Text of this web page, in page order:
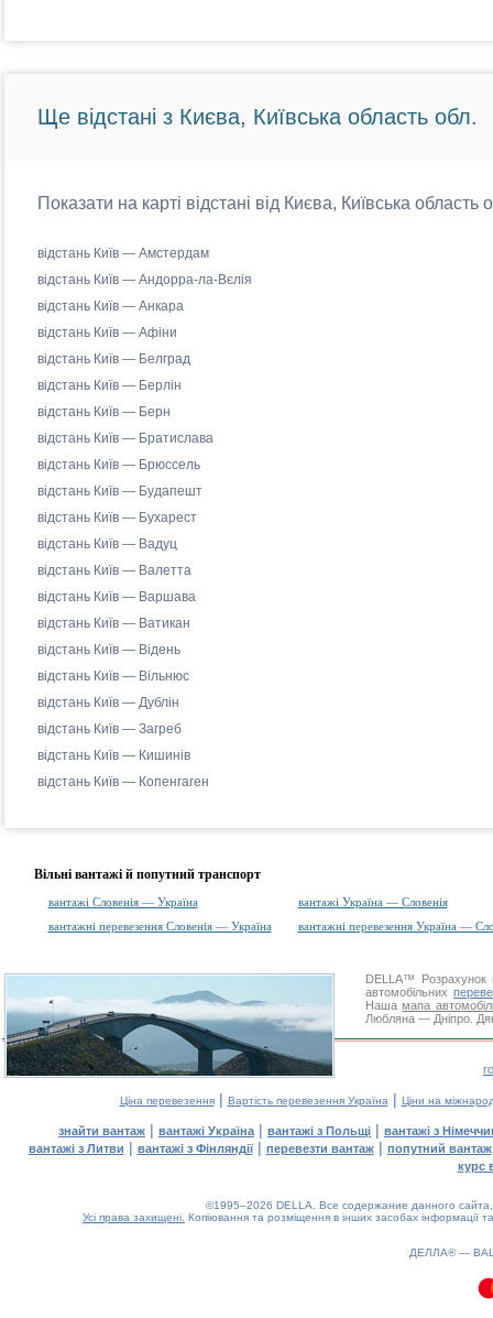
Ще відстані з Києва, Київська область обл.
Показати на карті відстані від Києва, Київська
відстань Київ — Амстердам
відстань Київ — Андорра-ла-Вєлія
відстань Київ — Анкара
відстань Київ — Афіни
відстань Київ — Белград
відстань Київ — Берлін
відстань Київ — Берн
відстань Київ — Братислава
відстань Київ — Брюссель
відстань Київ — Будапешт
відстань Київ — Бухарест
відстань Київ — Вадуц
відстань Київ — Валетта
відстань Київ — Варшава
відстань Київ — Ватикан
відстань Київ — Відень
відстань Київ — Вільнюс
відстань Київ — Дублін
відстань Київ — Загреб
відстань Київ — Кишинів
відстань Київ — Копенгаген
Вільні вантажі й попутний транспорт
вантажі Словенія — Україна
вантажі Україна — Словенія
вантажні перевезення Словенія — Україна
вантажні перевезення Україна —
DELLA™
Розрахунок
автомобільних
Нашамапа
Любляна — Дніпро.
Ціна перевезення| Вартість перевезення Україна | Ціни на
знайти вантаж | вантажі Україна | вантажі з Польщі | вантажі з
вантажі з Литви | вантажі з Фінляндії| перевезти вантаж| попутний вантаж
курс
©1995–2026 DELLA. Все содержание данного
Усі права захищені. Копіювання та розміщення в інших засобах інформації
ДЕЛЛА® —